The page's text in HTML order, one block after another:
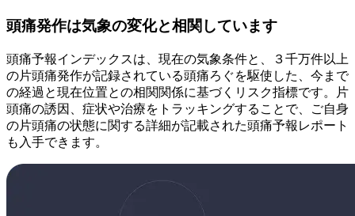
頭痛発作は気象の変化と相関しています
頭痛予報インデックスは、現在の気象条件と、３千万件以上
の片頭痛発作が記録されている頭痛ろぐを駆使した、今まで
の経過と現在位置との相関関係に基づくリスク指標です。片
頭痛の誘因、症状や治療をトラッキングすることで、ご自身
の片頭痛の状態に関する詳細が記載された頭痛予報レポート
も入手できます。